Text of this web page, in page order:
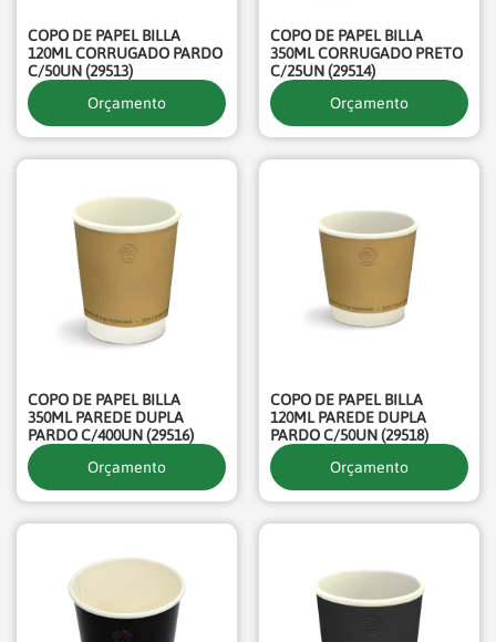
COPO DE PAPEL BILLA
120ML CORRUGADO PARDO
C/50UN (29513)
Orçamento
COPO DE PAPEL BILLA
350ML CORRUGADO PRETO
C/25UN (29514)
Orçamento
COPO DE PAPEL BILLA
350ML PAREDE DUPLA
PARDO C/400UN (29516)
Orçamento
COPO DE PAPEL BILLA
120ML PAREDE DUPLA
PARDO C/50UN (29518)
Orçamento